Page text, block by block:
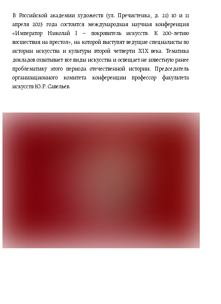
В Российской академии художеств (ул. Пречистенка, д. 21) 10 и 11
апреля 2025 года состоится международная научная конференция
«Император Николай I – покровитель искусств. К 200-летию
восшествия на престол», на которой выступят ведущие специалисты по
истории искусства и культуры второй четверти XIX века. Тематика
докладов охватывает все виды искусства и освещает не известную ранее
проблематику этого периода отечественной истории. Председатель
организационного комитета конференции профессор факультета
искусств Ю.Р. Савельев.